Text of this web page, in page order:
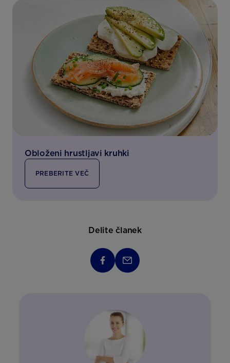
Obloženi hrustljavi kruhki
PREBERITE VEČ
Delite članek